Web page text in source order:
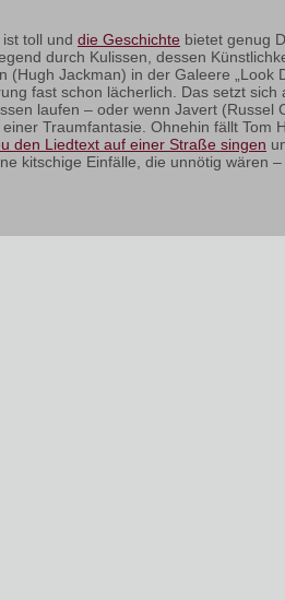
toll und die Geschichte bietet genug
durch Kulissen, dessen
Jackman) in der Galeere „Look
fast schon lächerlich. Das setzt sich
laufen – oder wenn Javert (Russel
Traumfantasie. Ohnehin fällt Tom
den Liedtext auf einer Straße singen
kitschige Einfälle, die unnötig wären